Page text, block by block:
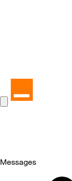
Messages